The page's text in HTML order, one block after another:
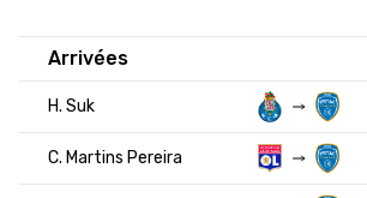
Arrivées
H. Suk
C. Martins Pereira